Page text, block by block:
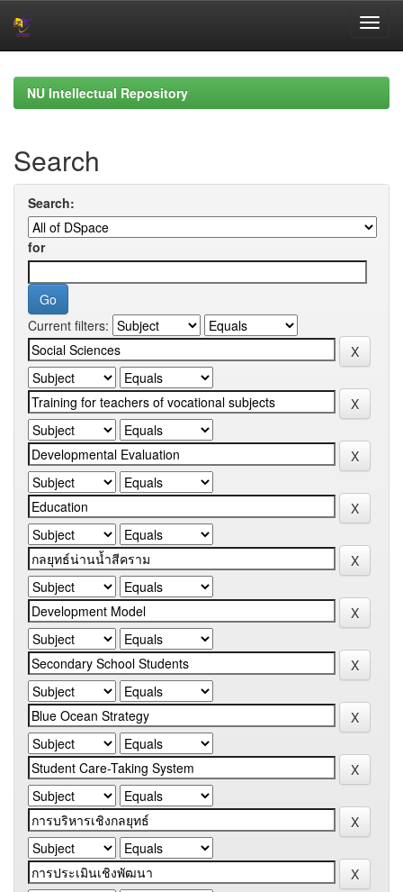
navigationNU Intellectual Repository
Search
Search:
for
Current filters: